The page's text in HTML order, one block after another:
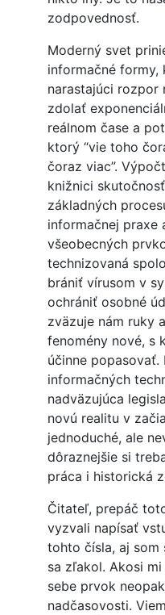
zodpovednosť.
Moderný svet
informačné formy,
narastajúci rozpor
zdolať
reálnom čase a
ktorý “vie toho
čoraz viac”.
knižnici
základných
informačnej praxe
všeobecných
technizovaná
brániť vírusom v
ochrániť osobné
zväzuje nám ruky
fenomény nové, s
účinne popasovať.
informačných
nadväzujúca
novú realitu v
jednoduché, ale
dôraznejšie si
práca i historická
Čitateľ, prepáč
vyzvali napísať
tohto čísla, aj som
sa zľakol. Akosi
sebe prvok
nadčasovosti.